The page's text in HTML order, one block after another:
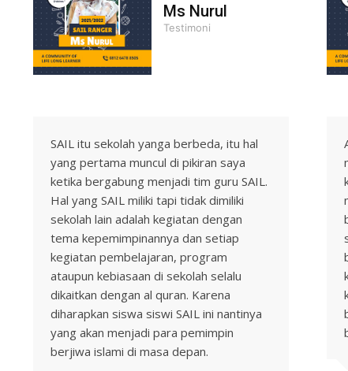
Ms Nurul
Testimoni
SAIL itu sekolah yanga berbeda, itu hal
yang pertama muncul di pikiran saya
ketika bergabung menjadi tim guru SAIL.
Hal yang SAIL miliki tapi tidak dimiliki
sekolah lain adalah kegiatan dengan
tema kepemimpinannya dan setiap
kegiatan pembelajaran, program
ataupun kebiasaan di sekolah selalu
dikaitkan dengan al quran. Karena
diharapkan siswa siswi SAIL ini nantinya
yang akan menjadi para pemimpin
berjiwa islami di masa depan.